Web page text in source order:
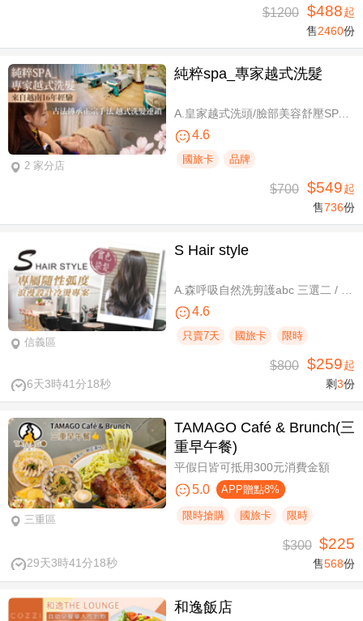
$1200 $488起
售2460份
2 家分店
純粹spa_專家越式洗髮
A.皇家越式洗頭/臉部美容舒壓SPA/舒壓採耳SPA 三選一40分(手技40分) / B.越式經典足底深層保養+去足繭+精油按摩 / C.越式純粹經典套餐(臉部美容舒壓SPA/舒壓採耳SPA二選一)全程80分(手技80分) / D.越式皇家古法按摩|全身越式精油舒壓/越式古法指壓 任選全程60分(手技60分)
4.6
國旅卡 品牌
$700 $549起
售736份
信義區
S Hair style
4.6
只賣7天 國旅卡 限時
6天3時41分17秒
$800 $259起
剩3份
三重區
TAMAGO Café & Brunch(三
重早午餐)
平假日皆可抵用300元消費金額
5.0 APP贈點8%
限時搶購 國旅卡 限時
29天3時41分17秒
$300 $225
售568份
和逸飯店